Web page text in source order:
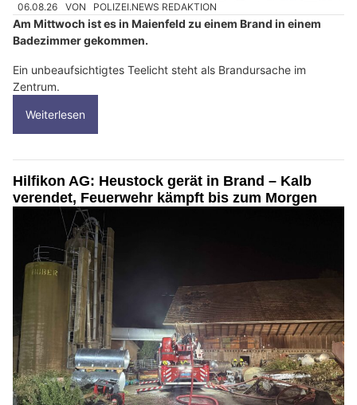
06.08.26 VON POLIZEI.NEWS REDAKTION
Am Mittwoch ist es in Maienfeld zu einem Brand in einem
Badezimmer gekommen.
Ein unbeaufsichtigtes Teelicht steht als Brandursache im
Zentrum.
Weiterlesen
Hilfikon AG: Heustock gerät in Brand – Kalb
verendet, Feuerwehr kämpft bis zum Morgen